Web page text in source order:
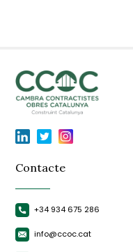
Contacte
+34 934 675 286
info@ccoc.cat